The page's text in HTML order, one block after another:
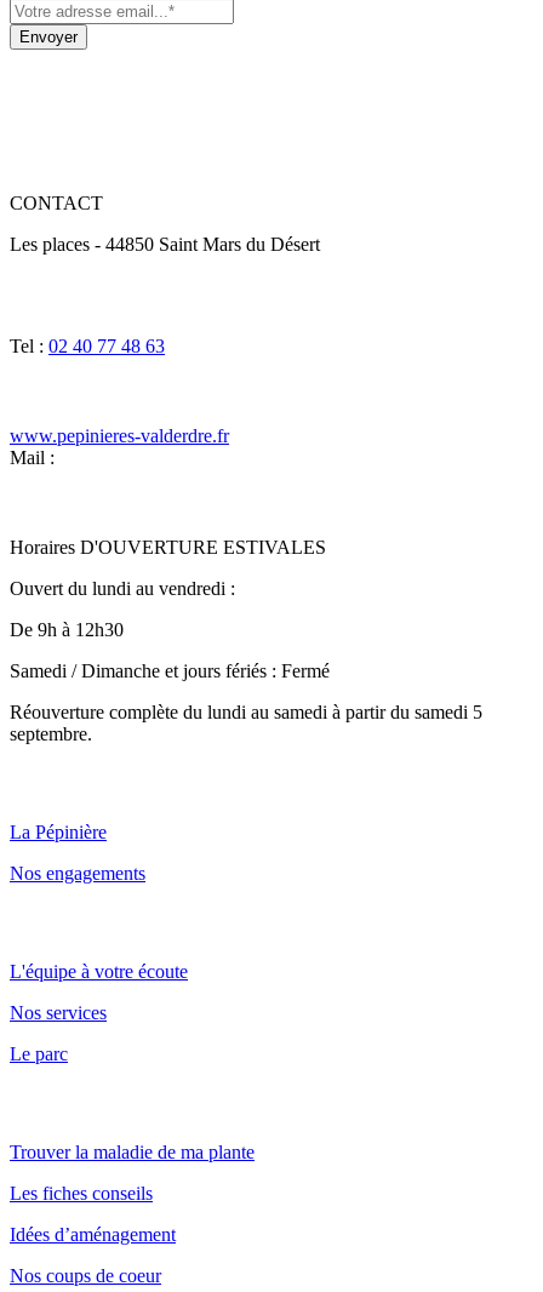
CONTACT
Les places - 44850 Saint Mars du Désert
Tel : 02 40 77 48 63
www.pepinieres-valderdre.fr
Mail :
Horaires D'OUVERTURE ESTIVALES
Ouvert du lundi au vendredi :
De 9h à 12h30
Samedi / Dimanche et jours fériés : Fermé
Réouverture complète du lundi au samedi à partir du samedi 5
septembre.
La Pépinière
Nos engagements
L'équipe à votre écoute
Nos services
Le parc
Trouver la maladie de ma plante
Les fiches conseils
Idées d’aménagement
Nos coups de coeur